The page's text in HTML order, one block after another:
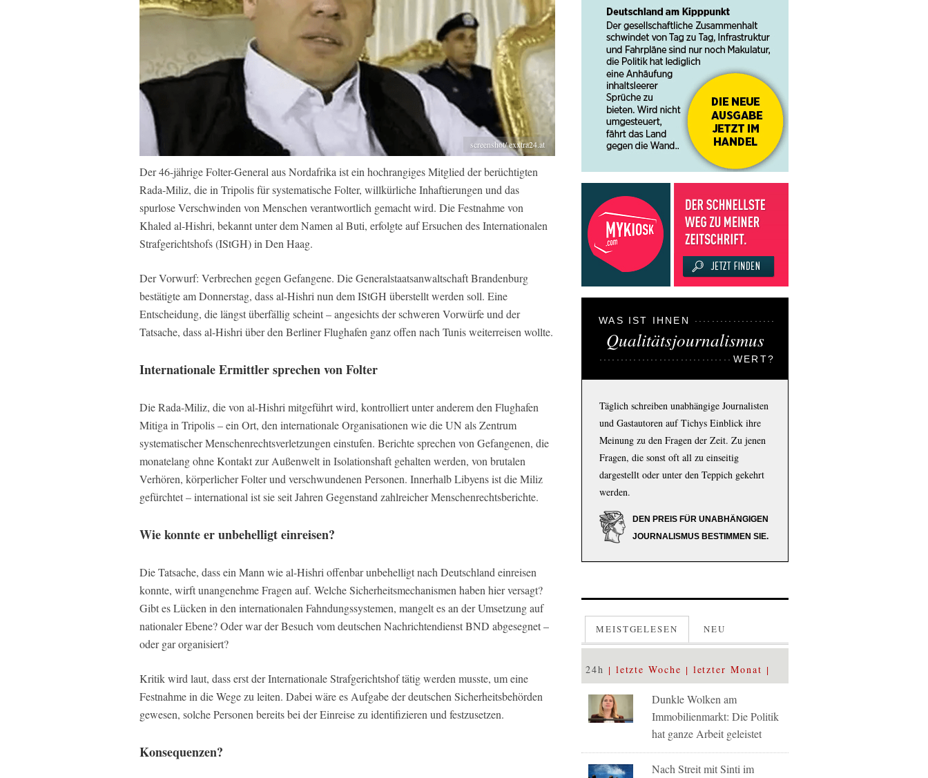
screenshot/ exxtra24.at
Der 46-jährige Folter-General aus Nordafrika ist ein hochrangiges Mitglied der berüchtigten
Rada-Miliz, die in Tripolis für systematische Folter, willkürliche Inhaftierungen und das
spurlose Verschwinden von Menschen verantwortlich gemacht wird. Die Festnahme von
Khaled al-Hishri, bekannt unter dem Namen al Buti, erfolgte auf Ersuchen des Internationalen
Strafgerichtshofs (IStGH) in Den Haag.
Der Vorwurf: Verbrechen gegen Gefangene. Die Generalstaatsanwaltschaft Brandenburg
bestätigte am Donnerstag, dass al-Hishri nun dem IStGH überstellt werden soll. Eine
Entscheidung, die längst überfällig scheint – angesichts der schweren Vorwürfe und der
Tatsache, dass al-Hishri über den Berliner Flughafen ganz offen nach Tunis weiterreisen wollte.
Internationale Ermittler sprechen von Folter
Die Rada-Miliz, die von al-Hishri mitgeführt wird, kontrolliert unter anderem den Flughafen
Mitiga in Tripolis – ein Ort, den internationale Organisationen wie die UN als Zentrum
systematischer Menschenrechtsverletzungen einstufen. Berichte sprechen von Gefangenen, die
monatelang ohne Kontakt zur Außenwelt in Isolationshaft gehalten werden, von brutalen
Verhören, körperlicher Folter und verschwundenen Personen. Innerhalb Libyens ist die Miliz
gefürchtet – international ist sie seit Jahren Gegenstand zahlreicher Menschenrechtsberichte.
Wie konnte er unbehelligt einreisen?
Die Tatsache, dass ein Mann wie al-Hishri offenbar unbehelligt nach Deutschland einreisen
konnte, wirft unangenehme Fragen auf. Welche Sicherheitsmechanismen haben hier versagt?
Gibt es Lücken in den internationalen Fahndungssystemen, mangelt es an der Umsetzung auf
nationaler Ebene? Oder war der Besuch vom deutschen Nachrichtendienst BND abgesegnet –
oder gar organisiert?
Kritik wird laut, dass erst der Internationale Strafgerichtshof tätig werden musste, um eine
Festnahme in die Wege zu leiten. Dabei wäre es Aufgabe der deutschen Sicherheitsbehörden
gewesen, solche Personen bereits bei der Einreise zu identifizieren und festzusetzen.
Konsequenzen?
WAS IST IHNEN
Qualitätsjournalismus
WERT?
Täglich schreiben unabhängige Journalisten
und Gastautoren auf Tichys Einblick ihre
Meinung zu den Fragen der Zeit. Zu jenen
Fragen, die sonst oft all zu einseitig
dargestellt oder unter den Teppich gekehrt
werden.
DEN PREIS FÜR UNABHÄNGIGEN
JOURNALISMUS BESTIMMEN SIE.
MEISTGELESEN NEU
24h letzte Woche letzter Monat
Dunkle Wolken am
Immobilienmarkt: Die Politik
hat ganze Arbeit geleistet
Nach Streit mit Sinti im